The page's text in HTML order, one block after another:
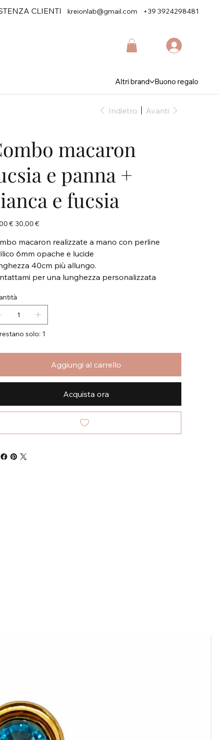
CLIENTI kreionlab@gmail.com +39 3924298481
Altri brand Buono regalo
Indietro Avanti
macaron
e panna +
e fucsia
€ Prezzo
scontato
30,00 €
macaron realizzate a mano con perline
6mm opache e lucide
40cm più allungo.
per una lunghezza personalizzata
solo: 1
Aggiungi al carrello
Acquista ora